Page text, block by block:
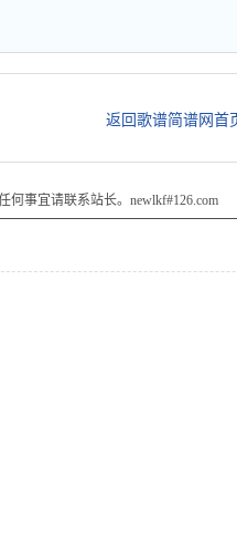
返回歌谱简谱网首
事宜请联系站长。newlkf#126.com